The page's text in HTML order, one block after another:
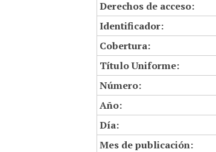
Derechos de acceso:
Identificador:
Cobertura:
Título Uniforme:
Número:
Año:
Día:
Mes de publicación: